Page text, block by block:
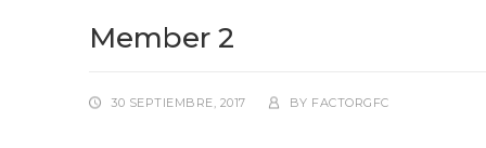
Member 2
30 SEPTIEMBRE, 2017 BY FACTORGFC